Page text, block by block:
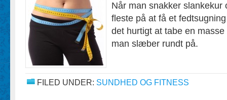
Når man snakker
fleste på at få et
det hurtigt at tabe en
man slæber rundt på.
FILED UNDER: SUNDHED OG FITNESS